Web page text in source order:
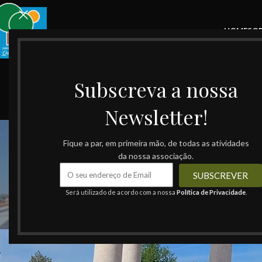
Subscreva a nossa
Newsletter!
Fique a par, em primeira mão, de todas as atividades
da nossa associação.
SUBSCREVER
Será utilizado de acordo com a nossa Política de Privacidade
HOME
Passeio